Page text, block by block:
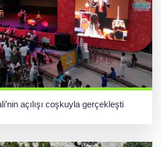
açılışı coşkuyla gerçekleşti